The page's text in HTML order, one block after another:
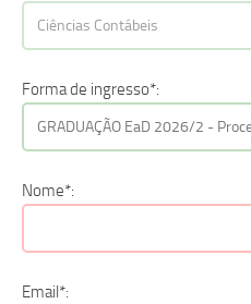
Forma de ingresso*:
Nome*:
Email*: